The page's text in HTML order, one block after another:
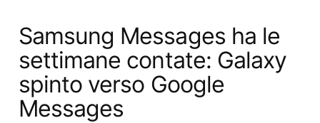
Samsung Messages ha le
settimane contate: Galaxy
spinto verso Google
Messages